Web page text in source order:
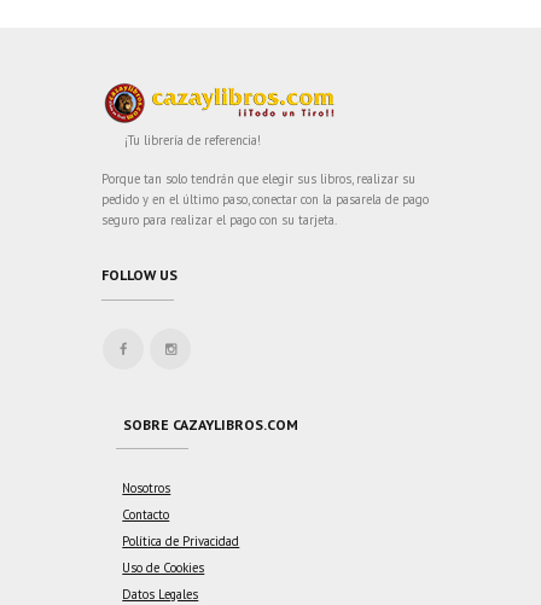
¡Tu librería de referencia!
Porque tan solo tendrán que elegir sus libros, realizar su
pedido y en el último paso, conectar con la pasarela de pago
seguro para realizar el pago con su tarjeta.
FOLLOW US
SOBRE CAZAYLIBROS.COM
Nosotros
Contacto
Política de Privacidad
Uso de Cookies
Datos Legales